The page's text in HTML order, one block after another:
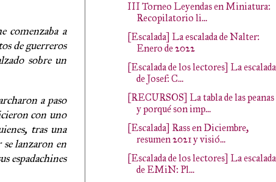
comenzaba a
de guerreros
sobre un
a paso
con uno
tras una
lanzaron en
espadachines
III Torneo Leyendas en Miniatura:
Recopilatorio li...
[Escalada] La escalada de Nalter:
Enero de 2022
[Escalada de los lectores] La escalada
de Josef: C...
[RECURSOS] La tabla de las peanas
y porqué son imp...
[Escalada] Rass en Diciembre,
resumen 2021 y visió...
[Escalada de los lectores] La escalada
de EMiN: Pl...